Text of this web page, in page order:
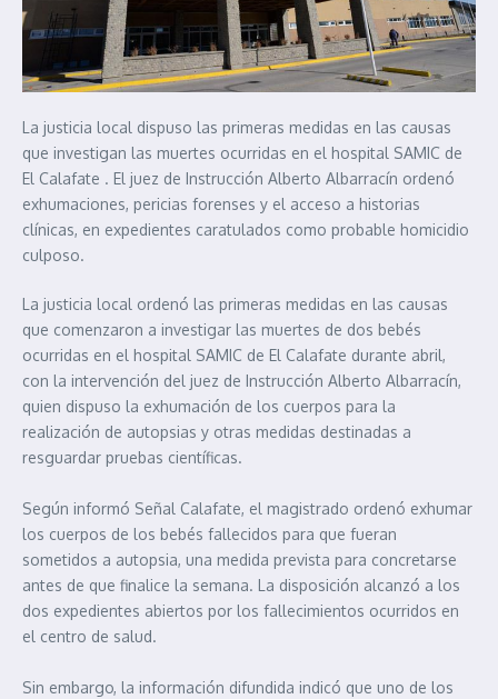
La justicia local dispuso las primeras medidas en las causas
que investigan las muertes ocurridas en el hospital SAMIC de
El Calafate . El juez de Instrucción Alberto Albarracín ordenó
exhumaciones, pericias forenses y el acceso a historias
clínicas, en expedientes caratulados como probable homicidio
culposo.
La justicia local ordenó las primeras medidas en las causas
que comenzaron a investigar las muertes de dos bebés
ocurridas en el hospital SAMIC de El Calafate durante abril,
con la intervención del juez de Instrucción Alberto Albarracín,
quien dispuso la exhumación de los cuerpos para la
realización de autopsias y otras medidas destinadas a
resguardar pruebas científicas.
Según informó Señal Calafate, el magistrado ordenó exhumar
los cuerpos de los bebés fallecidos para que fueran
sometidos a autopsia, una medida prevista para concretarse
antes de que finalice la semana. La disposición alcanzó a los
dos expedientes abiertos por los fallecimientos ocurridos en
el centro de salud.
Sin embargo, la información difundida indicó que uno de los